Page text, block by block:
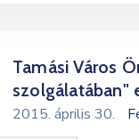
Tamási Város
szolgálatában"
2015. április 30.